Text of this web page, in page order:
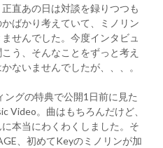
直あの日は対談を録りつつも
ばかり考えていて、ミノリン
せんでした。今度インタビュ
う、そんなことをずっと考え
ないませんでしたが、、、。
グの特典で公開1日前に見た
Video。曲はもちろんだけど、
本当にわくわくしました。そ
、初めてKeyのミノリンが加